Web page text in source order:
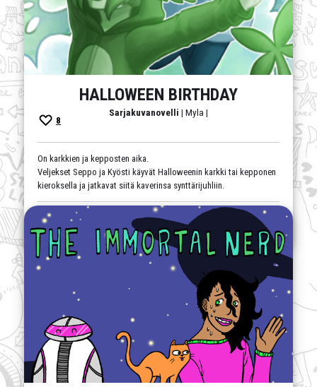
HALLOWEEN BIRTHDAY
Sarjakuvanovelli | Myla |
8
On karkkien ja kepposten aika.
Veljekset Seppo ja Kyösti käyvät Halloweenin karkki tai kepponen
kieroksella ja jatkavat siitä kaverinsa synttärijuhliin.
arki draama englanninkielinen,hyväntuulisuus
ihmissuhteet
,valmis ,ystävät ,ystävyys